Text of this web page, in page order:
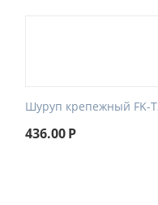
Шуруп крепежный FK-
436.00Р